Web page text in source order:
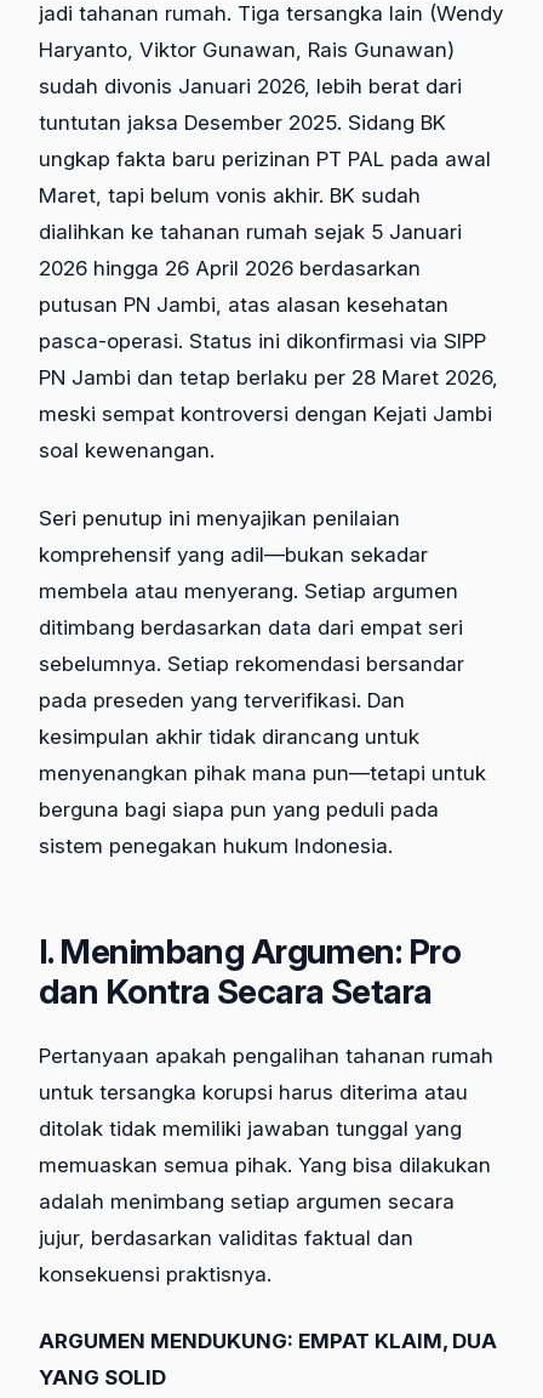
jadi tahanan rumah. Tiga tersangka lain (Wendy
Haryanto, Viktor Gunawan, Rais Gunawan)
sudah divonis Januari 2026, lebih berat dari
tuntutan jaksa Desember 2025. Sidang BK
ungkap fakta baru perizinan PT PAL pada awal
Maret, tapi belum vonis akhir. BK sudah
dialihkan ke tahanan rumah sejak 5 Januari
2026 hingga 26 April 2026 berdasarkan
putusan PN Jambi, atas alasan kesehatan
pasca-operasi. Status ini dikonfirmasi via SIPP
PN Jambi dan tetap berlaku per 28 Maret 2026,
meski sempat kontroversi dengan Kejati Jambi
soal kewenangan.
Seri penutup ini menyajikan penilaian
komprehensif yang adil—bukan sekadar
membela atau menyerang. Setiap argumen
ditimbang berdasarkan data dari empat seri
sebelumnya. Setiap rekomendasi bersandar
pada preseden yang terverifikasi. Dan
kesimpulan akhir tidak dirancang untuk
menyenangkan pihak mana pun—tetapi untuk
berguna bagi siapa pun yang peduli pada
sistem penegakan hukum Indonesia.
I. Menimbang Argumen: Pro
dan Kontra Secara Setara
Pertanyaan apakah pengalihan tahanan rumah
untuk tersangka korupsi harus diterima atau
ditolak tidak memiliki jawaban tunggal yang
memuaskan semua pihak. Yang bisa dilakukan
adalah menimbang setiap argumen secara
jujur, berdasarkan validitas faktual dan
konsekuensi praktisnya.
ARGUMEN MENDUKUNG: EMPAT KLAIM, DUA
YANG SOLID